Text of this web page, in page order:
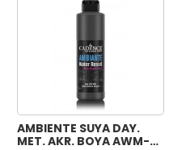
AMBIENTE SUYA DAY.
MET. AKR. BOYA AWM-